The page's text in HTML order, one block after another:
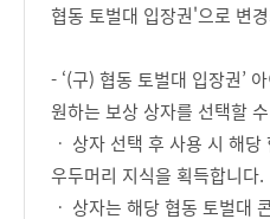
협동 토벌대 입장권'으로 변
- ‘(구) 협동 토벌대 입장권’
원하는 보상 상자를 선택할
ㆍ 상자 선택 후 사용 시 해
우두머리 지식을 획득합니다.
ㆍ 상자는 해당 협동 토벌대